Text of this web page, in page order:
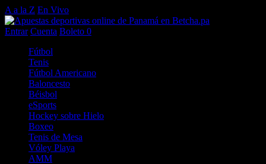
A a la Z En Vivo
Entrar Cuenta Boleto 0
Fútbol
Tenis
Fútbol Americano
Baloncesto
Béisbol
eSports
Hockey sobre Hielo
Boxeo
Tenis de Mesa
Vóley Playa
AMM